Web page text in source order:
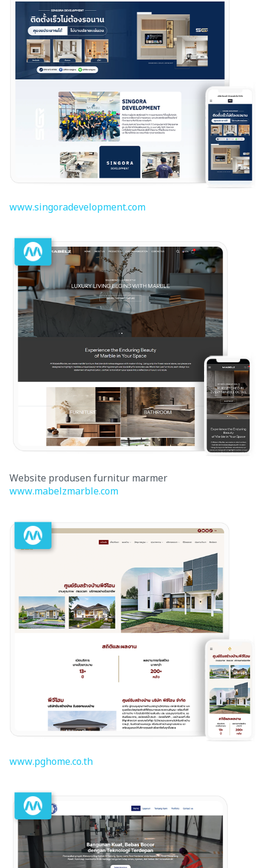
www.singoradevelopment.com
Website produsen furnitur marmer
www.mabelzmarble.com
www.pghome.co.th